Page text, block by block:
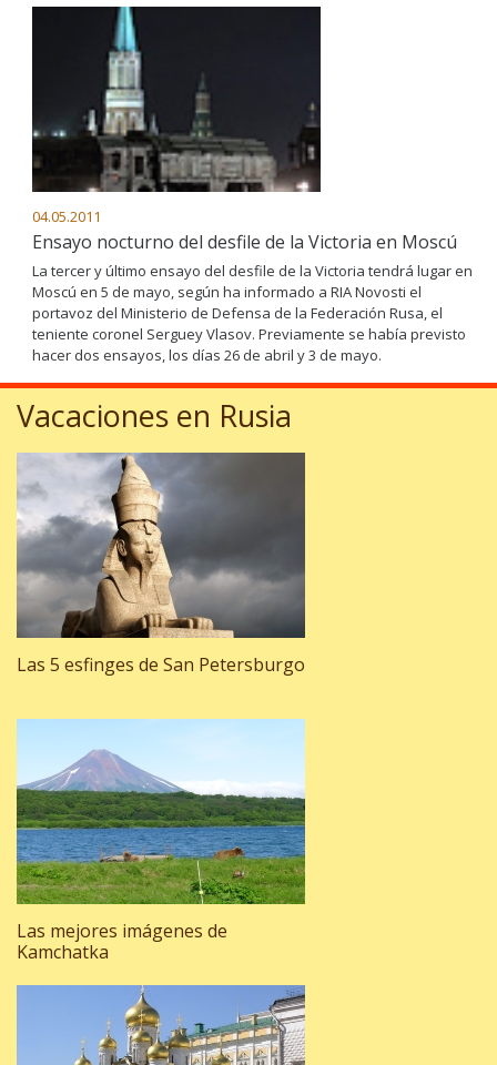
04.05.2011
Ensayo nocturno del desfile de la Victoria en Moscú
La tercer y último ensayo del desfile de la Victoria tendrá lugar en
Moscú en 5 de mayo, según ha informado a RIA Novosti el
portavoz del Ministerio de Defensa de la Federación Rusa, el
teniente coronel Serguey Vlasov. Previamente se había previsto
hacer dos ensayos, los días 26 de abril y 3 de mayo.
Vacaciones en Rusia
Las 5 esfinges de San Petersburgo
Las mejores imágenes de
Kamchatka